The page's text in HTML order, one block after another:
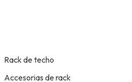
Rack de techo
Accesorias de rack